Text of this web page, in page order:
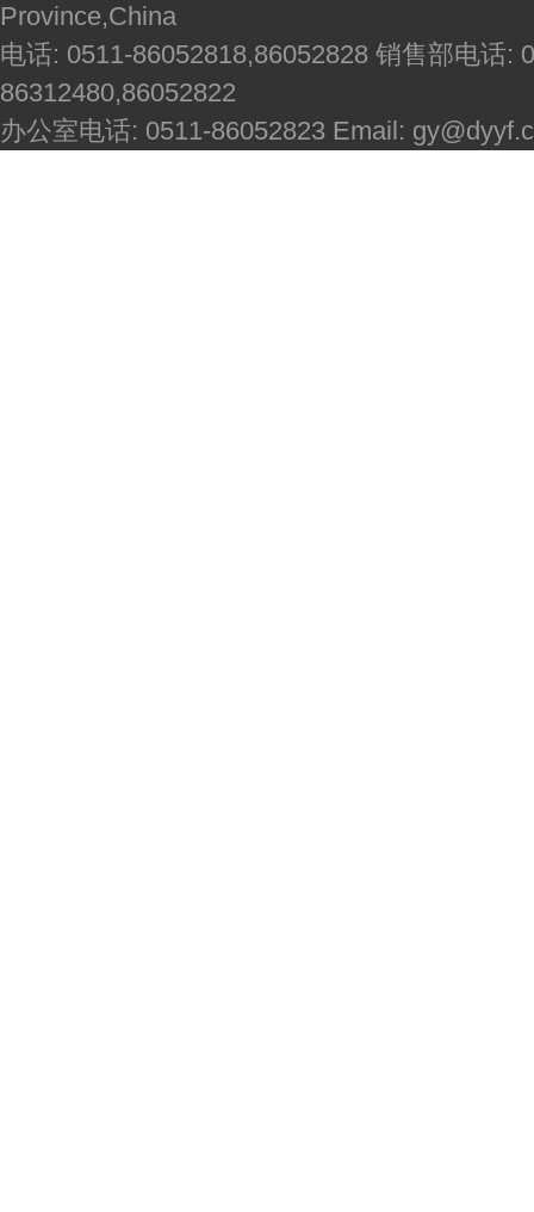
Province,China
电话: 0511-86052818,86052828 销售部电话:
86312480,86052822
办公室电话: 0511-86052823 Email: